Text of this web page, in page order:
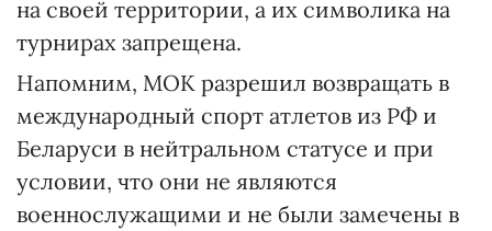
на своей территории, а их символика на
турнирах запрещена.
Напомним, МОК разрешил возвращать в
международный спорт атлетов из РФ и
Беларуси в нейтральном статусе и при
условии, что они не являются
военнослужащими и не были замечены в